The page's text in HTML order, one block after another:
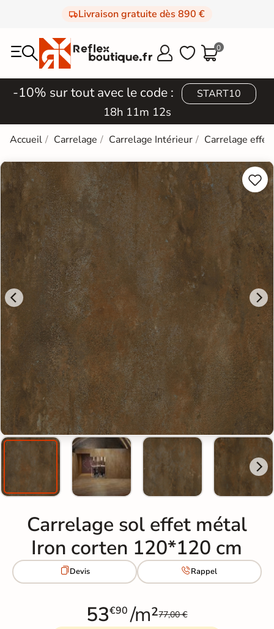
Livraison gratuite dès 890 €
  0
-10% sur tout avec le code : START10
18h 11m 11s
Accueil Carrelage Carrelage Intérieur Carrelage


Carrelage sol effet métal
Iron corten 120*120 cm
Devis Rappel
53€90 /m²77,00 €